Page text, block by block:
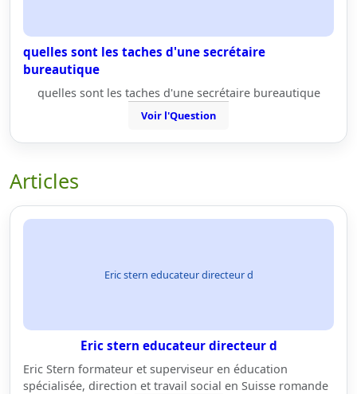
quelles sont les taches d'une secrétaire
bureautique
quelles sont les taches d'une secrétaire bureautique
Voir l'Question
Articles
Eric stern educateur directeur d
Eric stern educateur directeur d
Eric Stern formateur et superviseur en éducation
spécialisée, direction et travail social en Suisse romande